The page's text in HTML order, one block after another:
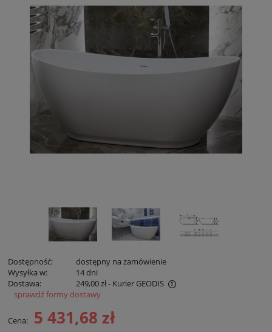
Dostępność:
dostępny na zamówienie
Wysyłka w:
14 dni
Dostawa:
249,00 zł- Kurier GEODIS
Cena nie zawiera ewentualnych kosztów płatności
sprawdź formy dostawy
Cena: 5 431,68 zł